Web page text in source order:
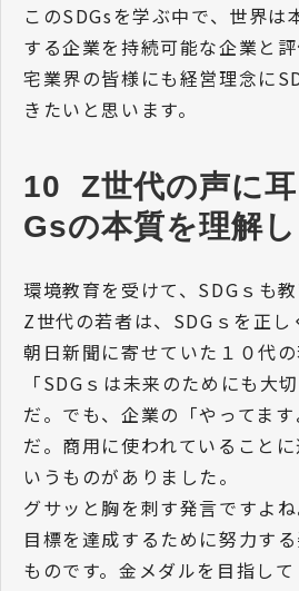
このSDGsを学ぶ中で、世界は
する企業を持続可能な企業と
宅業界の皆様にも経営理念に
きたいと思います。
10  Z世代の声に
Gsの本質を理解し
環境教育を受けて、SDGｓも
Z世代の若者は、SDGｓを正し
朝日新聞に寄せていた１０代
「SDGｓは未来のためにも大
だ。でも、企業の「やってま
だ。商用に使われていること
いうものがありました。
グサッと胸を刺す発言ですよね
目標を達成するために努力す
ものです。金メダルを目指し